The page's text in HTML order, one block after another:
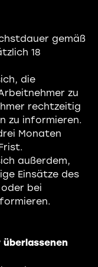
gemäß
18
die
zu
rechtzeitig
zu informieren.
Monaten
außerdem,
Einsätze des
bei